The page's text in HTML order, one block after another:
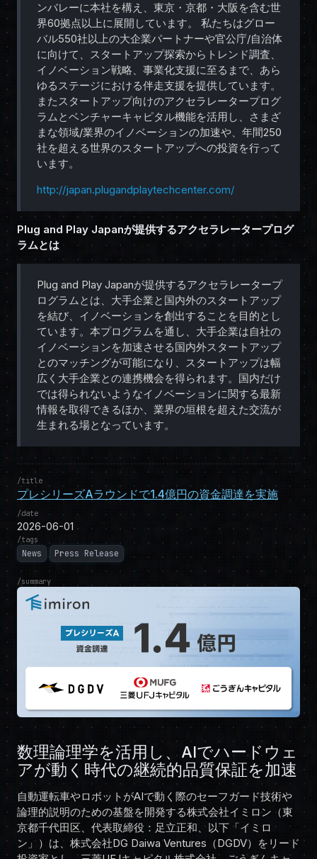
ンバレーに本社を構え、東京・京都・大阪を含む世
界60拠点以上に展開しています。 私たちはグロー
バル550社以上の大企業パートナーや官公庁/自治体
に向けて、スタートアップ探索からトレンド調査、
イノベーション戦略、事業化支援に至るまで、あら
ゆるステージにおける伴走支援を提供しています。
またスタートアップ向けのアクセラレータープログ
ラムとベンチャーキャピタル機能を活用し、さまざ
まな領域/業界のイノベーションの加速や、年間250
社を超える世界のスタートアップへの投資を行って
います。
http://japan.plugandplaytechcenter.com/
Plug and Play Japanが提供するアクセラレータープログ
ラムとは
Plug and Play Japanが提供するアクセラレータープ
ログラムとは、大手企業と国内外のスタートアップ
を結び、イノベーションを創出することを目的とし
ています。本プログラムを通し、大手企業は自社の
イノベーションを加速させる国内外スタートアップ
とのマッチングが可能になり、スタートアップは幅
広く大手企業との連携機会を得られます。国内だけ
では得られないようなイノベーションに関する最新
情報を取得できるほか、業界の垣根を超えた交流が
生まれる場となっています。
title
プレシリーズAラウンドで1.4億円の資金調達を実施
date
2026-06-01
tags
News Press Release
summary
数理論理学を活用し、AIでハードウェ
アが動く時代の継続的品質保証を加速
自動運転車やロボットがAIで動く際のセーフガード技術や
論理的説明のための基盤を開発する株式会社イミロン（東
京都千代田区、代表取締役：足立正和、以下「イミロ
ン」）は、株式会社DG Daiwa Ventures（DGDV）をリード